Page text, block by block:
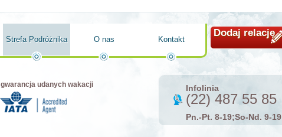
Dodaj relację
Strefa Podróżnika O nas Kontakt
gwarancja udanych wakacji Infolinia
(22) 487 55 85
Pn.-Pt. 8-19;So-Nd. 9-19